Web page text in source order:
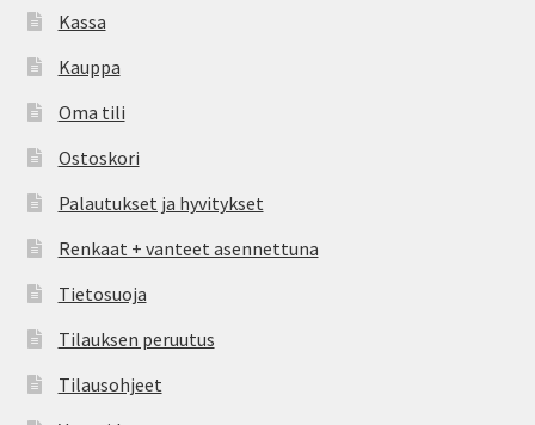
Kassa
Kauppa
Oma tili
Ostoskori
Palautukset ja hyvitykset
Renkaat + vanteet asennettuna
Tietosuoja
Tilauksen peruutus
Tilausohjeet